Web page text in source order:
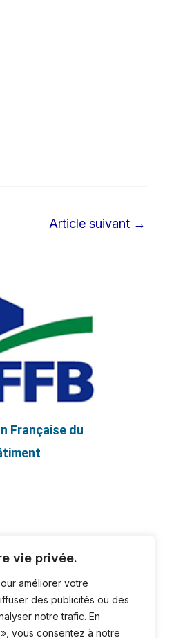
vie privée.
améliorer votre
des publicités ou des
notre trafic. En
vous consentez à notre
Article suivant →
Française du